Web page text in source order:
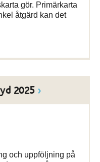
gör. Primärkarta
åtgärd kan det
2025
och uppföljning på